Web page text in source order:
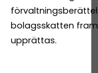
bolagsskatten
upprättas.